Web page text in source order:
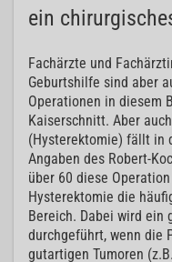
ein
Fachärzte und
Geburtshilfe sind aber
Operationen in diesem
Kaiserschnitt. Aber
(Hysterektomie) fällt in
Angaben des Robert-
über 60 diese
Hysterektomie die
Bereich. Dabei wird ein
durchgeführt, wenn die
gutartigen Tumoren